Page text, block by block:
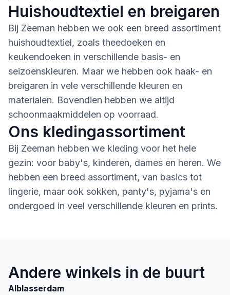
Huishoudtextiel en breigaren
Bij Zeeman hebben we ook een breed assortiment
huishoudtextiel, zoals theedoeken en
keukendoeken in verschillende basis- en
seizoenskleuren. Maar we hebben ook haak- en
breigaren in vele verschillende kleuren en
materialen. Bovendien hebben we altijd
schoonmaakmiddelen op voorraad.
Ons kledingassortiment
Bij Zeeman hebben we kleding voor het hele
gezin: voor baby's, kinderen, dames en heren. We
hebben een breed assortiment, van basics tot
lingerie, maar ook sokken, panty's, pyjama's en
ondergoed in veel verschillende kleuren en prints.
Andere winkels in de buurt
Alblasserdam